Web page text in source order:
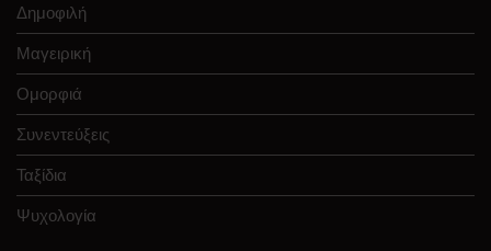
Δημοφιλή
Μαγειρική
Ομορφιά
Συνεντεύξεις
Ταξίδια
Ψυχολογία